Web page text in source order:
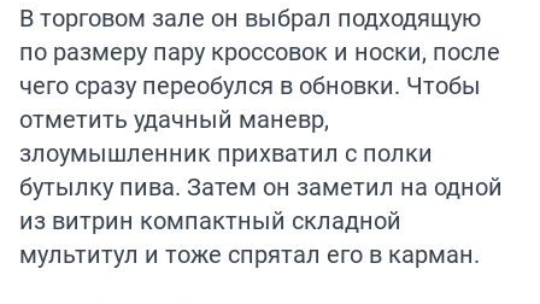
В торговом зале он выбрал подходящую
по размеру пару кроссовок и носки, после
чего сразу переобулся в обновки. Чтобы
отметить удачный маневр,
злоумышленник прихватил с полки
бутылку пива. Затем он заметил на одной
из витрин компактный складной
мультитул и тоже спрятал его в карман.